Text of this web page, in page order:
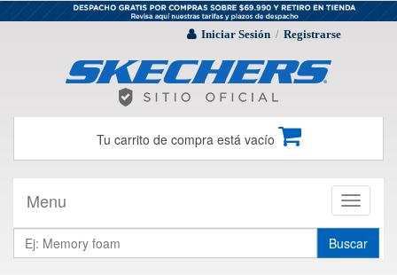
Iniciar Sesión / Registrarse
Tu carrito de compra está vacío
Toggle
Menu
Buscar